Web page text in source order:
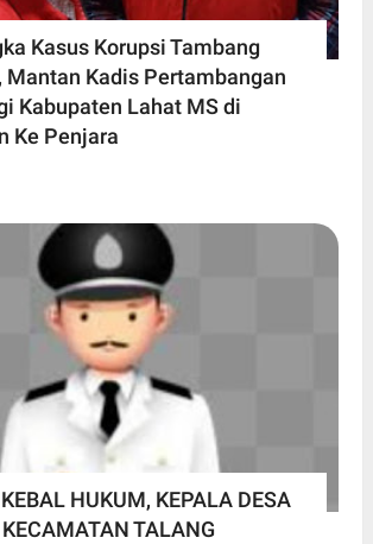
Kasus Korupsi Tambang
Mantan Kadis Pertambangan
Kabupaten Lahat MS di
Ke Penjara
HUKUM, KEPALA DESA
TALANG